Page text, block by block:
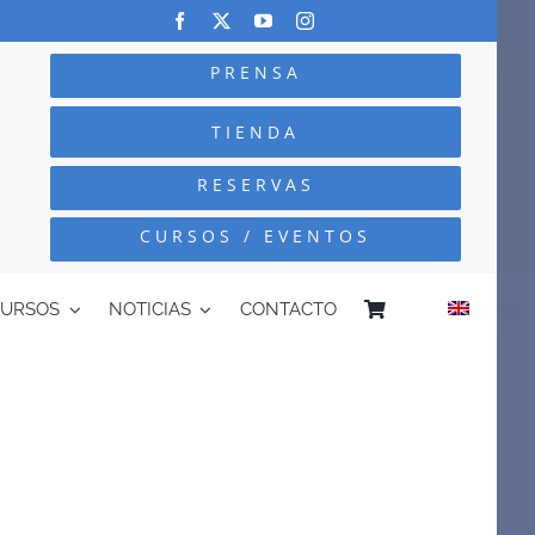
PRENSA
TIENDA
RESERVAS
CURSOS / EVENTOS
NOTICIAS CONTACTO